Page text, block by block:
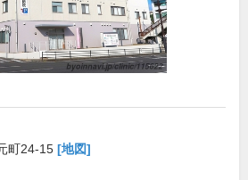
町24-15 [地図]